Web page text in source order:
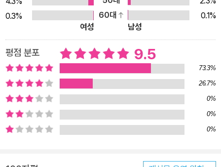
아버지는 자신의 마음을 살펴봅니다. 아쉽고 쓸쓸한 느낌, 그리고
딸과 친밀하게 더 잘 소통하고자 하는 욕구. 그래서 아버지는 배
운 대로 반복해 연습을 한 뒤, 용기를 내 딸에게 자신의 마음을 표
현합니다. 그랬더니 딸이 웃더랍니다. 일상 속에서 겪는, 사춘기
아이와의 갈등과 혼란스러움을 비폭력대화를 실천하며 극복해
가는 생생한 사례들이 담겨 있습니다. 부모교육으로 시작하는 비
폭력대화 워크북 "어린 것이 어디서 눈을 치켜뜨고 어른한테 대
들어?", "언니면 언니답게 굴어야지." 관찰일까요, 평가일까요?
"나는 네가 엄마를 무시하는 것처럼 느껴져.", "김치를 맛있게 담
갔을 때 뿌듯하다." 이 문장들은 느낌을 표현할 것일까요? 아니면
이 발표를 시키면 목소리가 기어들어가."라고 엄마가 말합니다.
0.3%
60대
0.1%
여성
남성
평점 분포 9.5
73.3%
26.7%
0%
0%
0%